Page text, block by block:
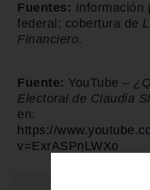
Fuentes: Información
federal; cobertura de
Financiero.
Fuente: YouTube –
Electoral de Claudia
en:
https://
v=ExrASPnLWXo